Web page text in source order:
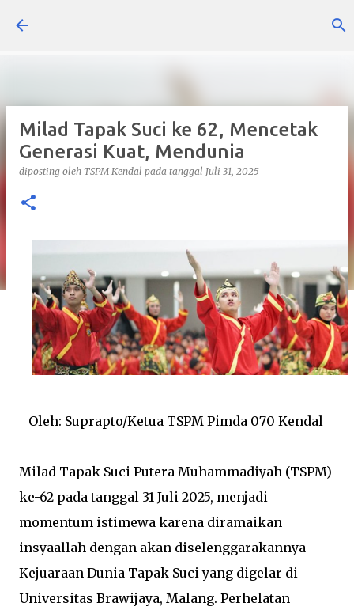
Milad Tapak Suci ke 62, Mencetak
Generasi Kuat, Mendunia
diposting oleh TSPM Kendal pada tanggal Juli 31, 2025
Oleh: Suprapto/Ketua TSPM Pimda 070 Kendal
Milad Tapak Suci Putera Muhammadiyah (TSPM)
ke-62 pada tanggal 31 Juli 2025, menjadi
momentum istimewa karena diramaikan
insyaallah dengan akan diselenggarakannya
Kejuaraan Dunia Tapak Suci yang digelar di
Universitas Brawijaya, Malang. Perhelatan